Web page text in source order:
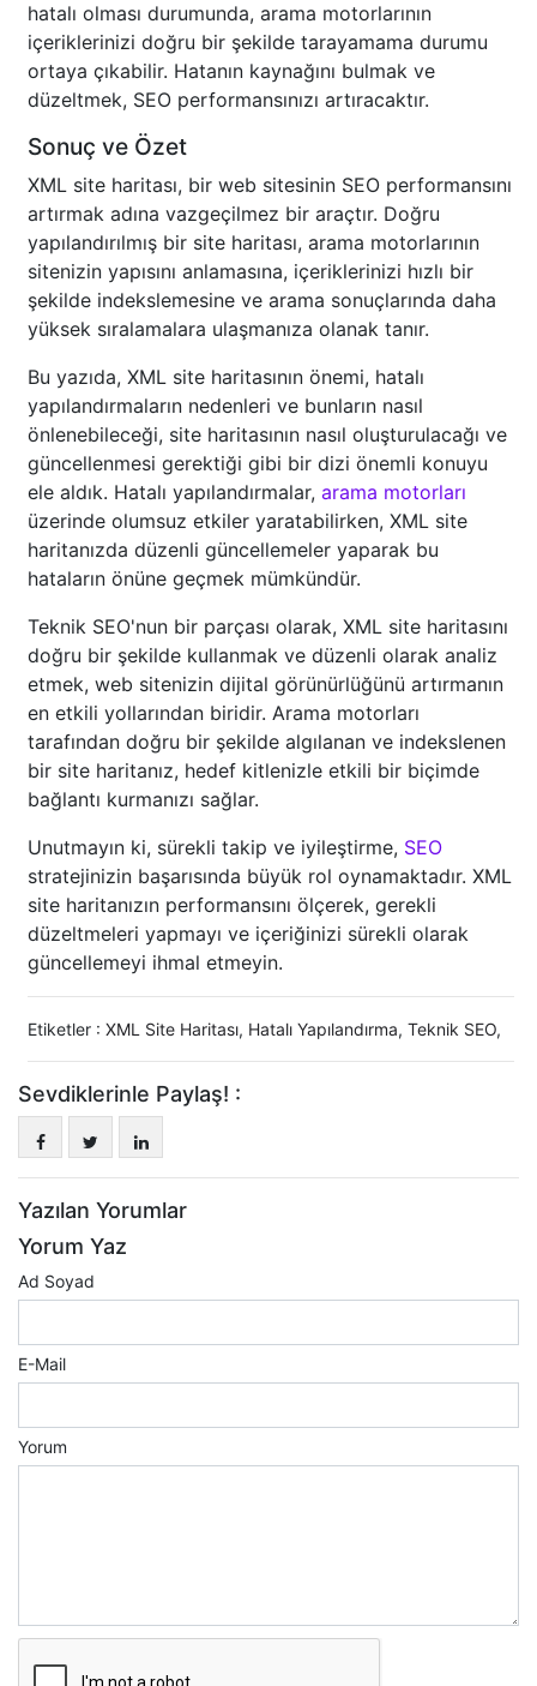
hatalı olması durumunda, arama motorlarının
içeriklerinizi doğru bir şekilde tarayamama durumu
ortaya çıkabilir. Hatanın kaynağını bulmak ve
düzeltmek, SEO performansınızı artıracaktır.
Sonuç ve Özet
XML site haritası, bir web sitesinin SEO performansını
artırmak adına vazgeçilmez bir araçtır. Doğru
yapılandırılmış bir site haritası, arama motorlarının
sitenizin yapısını anlamasına, içeriklerinizi hızlı bir
şekilde indekslemesine ve arama sonuçlarında daha
yüksek sıralamalara ulaşmanıza olanak tanır.
Bu yazıda, XML site haritasının önemi, hatalı
yapılandırmaların nedenleri ve bunların nasıl
önlenebileceği, site haritasının nasıl oluşturulacağı ve
güncellenmesi gerektiği gibi bir dizi önemli konuyu
ele aldık. Hatalı yapılandırmalar, arama motorları
üzerinde olumsuz etkiler yaratabilirken, XML site
haritanızda düzenli güncellemeler yaparak bu
hataların önüne geçmek mümkündür.
Teknik SEO'nun bir parçası olarak, XML site haritasını
doğru bir şekilde kullanmak ve düzenli olarak analiz
etmek, web sitenizin dijital görünürlüğünü artırmanın
en etkili yollarından biridir. Arama motorları
tarafından doğru bir şekilde algılanan ve indekslenen
bir site haritanız, hedef kitlenizle etkili bir biçimde
bağlantı kurmanızı sağlar.
Unutmayın ki, sürekli takip ve iyileştirme, SEO
stratejinizin başarısında büyük rol oynamaktadır. XML
site haritanızın performansını ölçerek, gerekli
düzeltmeleri yapmayı ve içeriğinizi sürekli olarak
güncellemeyi ihmal etmeyin.
Etiketler : XML Site Haritası, Hatalı Yapılandırma, Teknik SEO,
Sevdiklerinle Paylaş! :
Yazılan Yorumlar
Yorum Yaz
Ad Soyad
E-Mail
Yorum